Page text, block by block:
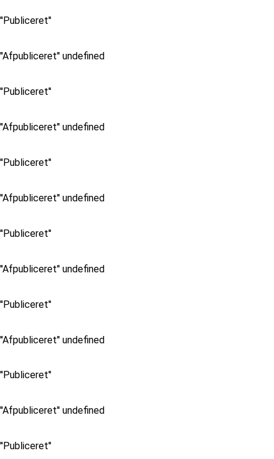
''Publiceret''
''Afpubliceret'' undefined
''Publiceret''
''Afpubliceret'' undefined
''Publiceret''
''Afpubliceret'' undefined
''Publiceret''
''Afpubliceret'' undefined
''Publiceret''
''Afpubliceret'' undefined
''Publiceret''
''Afpubliceret'' undefined
''Publiceret''